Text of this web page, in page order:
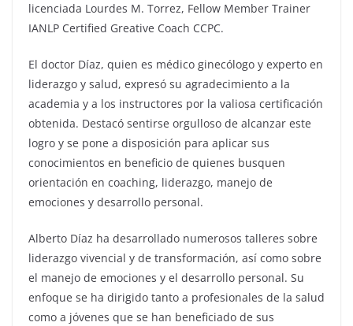
licenciada Lourdes M. Torrez, Fellow Member Trainer
IANLP Certified Greative Coach CCPC.
El doctor Díaz, quien es médico ginecólogo y experto en
liderazgo y salud, expresó su agradecimiento a la
academia y a los instructores por la valiosa certificación
obtenida. Destacó sentirse orgulloso de alcanzar este
logro y se pone a disposición para aplicar sus
conocimientos en beneficio de quienes busquen
orientación en coaching, liderazgo, manejo de
emociones y desarrollo personal.
Alberto Díaz ha desarrollado numerosos talleres sobre
liderazgo vivencial y de transformación, así como sobre
el manejo de emociones y el desarrollo personal. Su
enfoque se ha dirigido tanto a profesionales de la salud
como a jóvenes que se han beneficiado de sus